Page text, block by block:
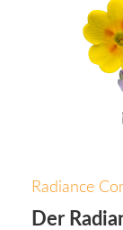
Radiance
Der